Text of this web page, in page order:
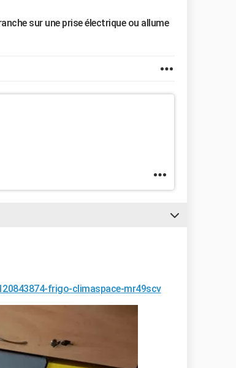
sur une prise électrique ou allume
frigo-climaspace-mr49scv